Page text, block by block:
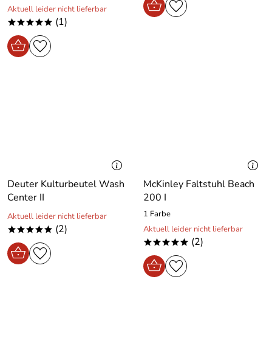
Aktuell leider nicht lieferbar
***** (1)
Deuter Kulturbeutel Wash
Center II
Aktuell leider nicht lieferbar
***** (2)
McKinley Faltstuhl Beach
200 I
1 Farbe
Aktuell leider nicht lieferbar
***** (2)